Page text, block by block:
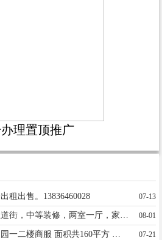
理置顶推广
租出售。13836460028 07-13
08-01
07-21